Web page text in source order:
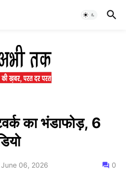
का भंडाफोड़, 6
June 06, 2026 0